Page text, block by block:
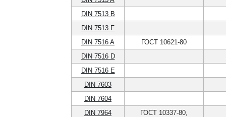
DIN 7513 B
DIN 7513 F
DIN 7516 A
ГОСТ 10621-80
DIN 7516 D
DIN 7516 E
DIN 7603
DIN 7604
DIN 7964
ГОСТ 10337-80,